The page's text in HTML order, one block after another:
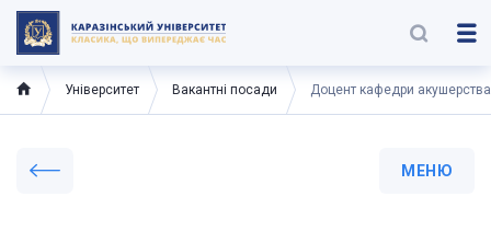
Університет Вакантні посади Доцент кафедри акушерства
МЕНЮ